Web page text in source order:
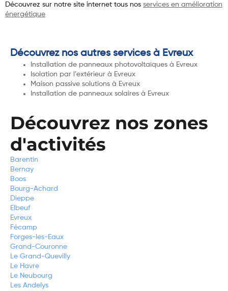
Découvrez sur notre site internet tous nos services en amélioration
énergétique
Découvrez nos autres services à Evreux
Installation de panneaux photovoltaïques à Evreux
Isolation par l’extérieur à Evreux
Maison passive solutions à Evreux
Installation de panneaux solaires à Evreux
Découvrez nos zones
d'activités
Barentin
Bernay
Boos
Bourg-Achard
Dieppe
Elbeuf
Evreux
Fécamp
Forges-les-Eaux
Grand-Couronne
Le Grand-Quevilly
Le Havre
Le Neubourg
Les Andelys